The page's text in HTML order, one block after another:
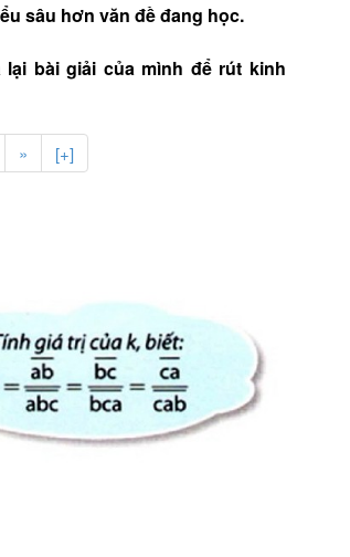
sâu hơn văn đề đang học.
bài giải của mình để rút kinh
» [+]